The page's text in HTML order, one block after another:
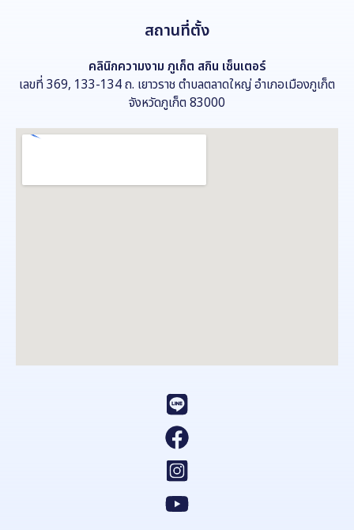
สถานที่ตั้ง
คลินิกความงาม ภูเก็ต สกิน เซ็นเตอร์
เลขที่ 369, 133-134 ถ. เยาวราช ตำบลตลาดใหญ่ อำเภอเมืองภูเก็ต
จังหวัดภูเก็ต 83000